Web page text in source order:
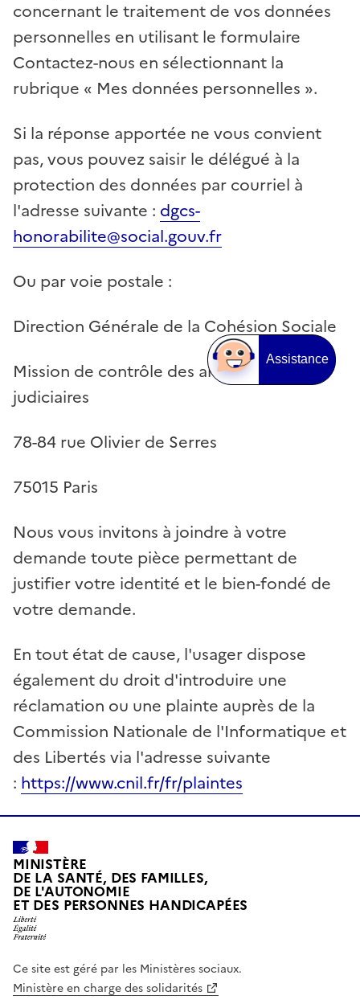
concernant le traitement de vos données
personnelles en utilisant le formulaire
Contactez-nous en sélectionnant la
rubrique « Mes données personnelles ».
Si la réponse apportée ne vous convient
pas, vous pouvez saisir le délégué à la
protection des données par courriel à
l'adresse suivante : dgcs-
honorabilite@social.gouv.fr
Ou par voie postale :
Direction Générale de la Cohésion Sociale
Mission de contrôle des antécédents
judiciaires
78-84 rue Olivier de Serres
75015 Paris
Nous vous invitons à joindre à votre
demande toute pièce permettant de
justifier votre identité et le bien-fondé de
votre demande.
En tout état de cause, l'usager dispose
également du droit d'introduire une
réclamation ou une plainte auprès de la
Commission Nationale de l'Informatique et
des Libertés via l'adresse suivante
: https://www.cnil.fr/fr/plaintes
MINISTÈRE
DE LA SANTÉ, DES FAMILLES,
DE L'AUTONOMIE
ET DES PERSONNES HANDICAPÉES
Ce site est géré par les Ministères sociaux.
Ministère en charge des solidarités
Assistance